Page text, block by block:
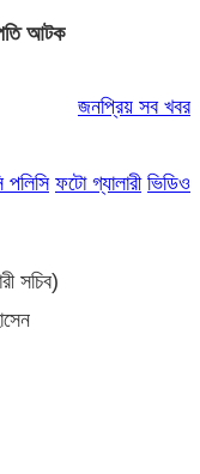
আটক
জনপ্রিয় সব খবর
পলিসি ফটো গ্যালারী ভিডিও
সচিব)